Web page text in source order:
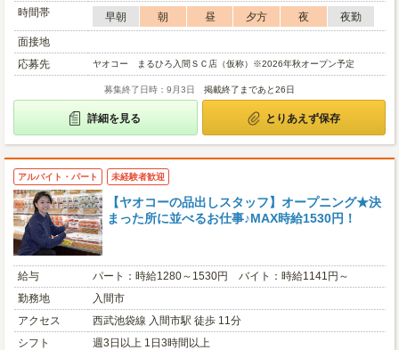
時間帯
早朝 朝 昼 夕方 夜
夜勤
面接地
応募先
ヤオコー まるひろ入間ＳＣ店（仮称）※2026年秋オープン予定
募集終了日時：9月3日 掲載終了まであと26日
詳細を見る とりあえず保存
アルバイト・パート 未経験者歓迎
【ヤオコーの品出しスタッフ】オープニング★決
まった所に並べるお仕事♪MAX時給1530円！
給与
パート：時給1280～1530円 バイト：時給1141円～
勤務地
入間市
アクセス
西武池袋線 入間市駅 徒歩 11分
シフト
週3日以上 1日3時間以上